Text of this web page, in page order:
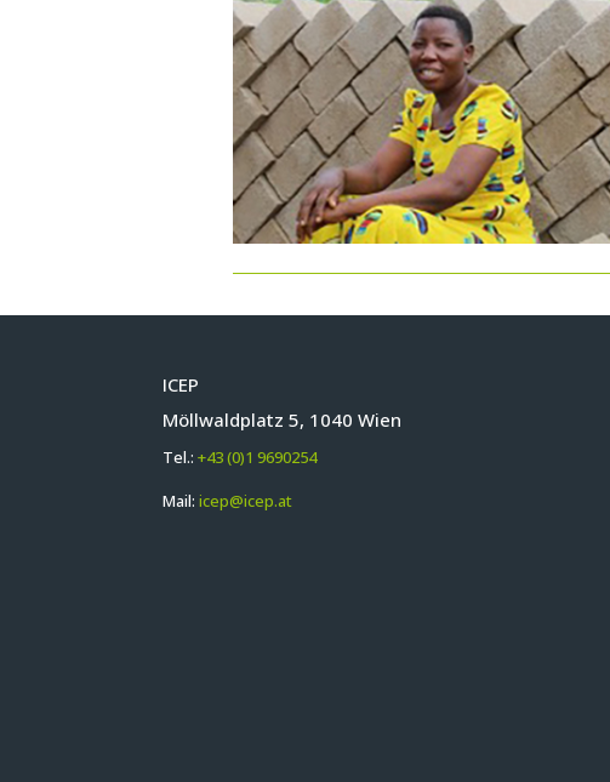
ICEP
Möllwaldplatz 5, 1040 Wien
Tel.:+43 (0)1 9690254
Mail:icep@icep.at